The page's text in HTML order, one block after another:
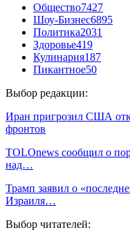
Общество7427
Шоу-Бизнес6895
Политика2031
Здоровье419
Кулинария187
Пикантное50
Выбор редакции:
Иран пригрозил США
фронтов
TOLOnews сообщил о
над…
Трамп заявил о
Израиля…
Выбор читателей: